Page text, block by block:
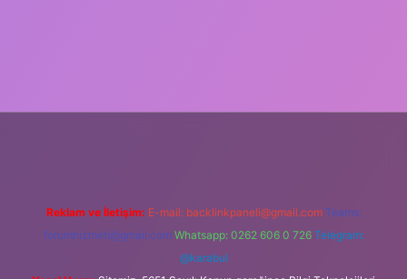
Reklam ve İletişim: E-mail: backlinkpaneli@gmail.com Teams:
forumhizmeti@gmail.com Whatsapp: 0262 606 0 726 Telegram:
@karabul